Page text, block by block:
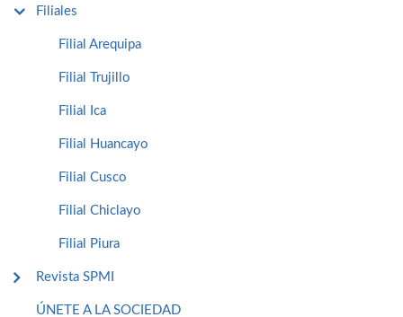
Filiales
Filial Arequipa
Filial Trujillo
Filial Ica
Filial Huancayo
Filial Cusco
Filial Chiclayo
Filial Piura
Revista SPMI
ÚNETE A LA SOCIEDAD